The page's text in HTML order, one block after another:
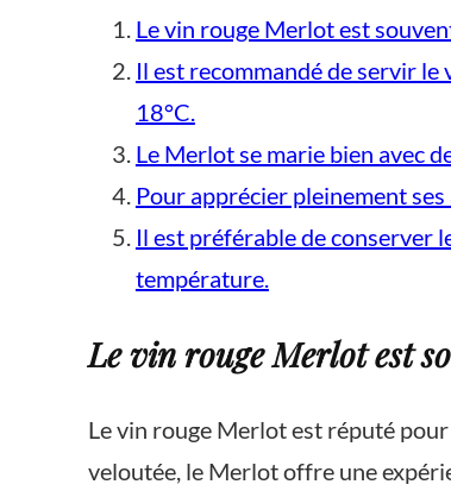
Le vin rouge Merlot est
Il est recommandé de servir
18°C.
Le Merlot se marie bien avec
Pour apprécier pleinement
Il est préférable de conserver
température.
Le vin rouge Merlot est
Le vin rouge Merlot est réputé
veloutée, le Merlot offre une